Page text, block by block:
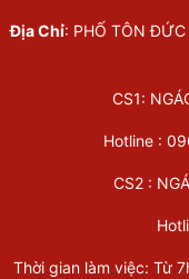
Địa Chỉ: PHỐ TÔN
CS1:
Hotline :
CS2 :
Thời gian làm việc: Từ